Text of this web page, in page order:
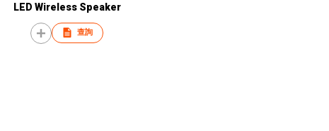
LED Wireless Speaker
查詢